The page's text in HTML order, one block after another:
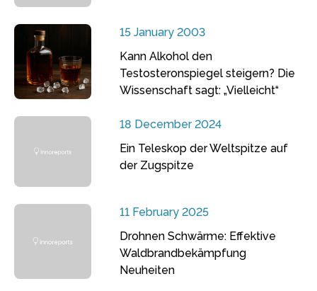
15 January 2003
Kann Alkohol den
Testosteronspiegel steigern? Die
Wissenschaft sagt: „Vielleicht“
18 December 2024
Ein Teleskop der Weltspitze auf
der Zugspitze
11 February 2025
Drohnen Schwärme: Effektive
Waldbrandbekämpfung
Neuheiten